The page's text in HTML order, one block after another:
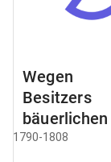
Besitzers
bäuerlichen
1790-1808